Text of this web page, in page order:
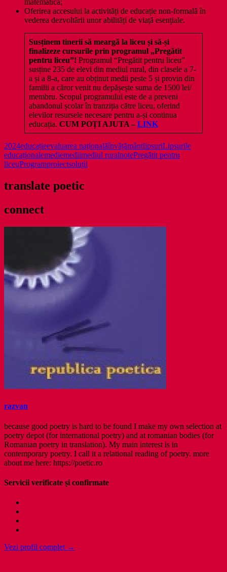
matematică;
Oferirea accesului la activități de educație non-formală în
vederea dezvoltării unor abilități de viață esențiale.
Susținem tinerii să meargă la liceu și să-și
finalizeze cursurile prin programul „Pregătit
pentru liceu”! Programul “Pregătit pentru liceu”
susține 235 de elevi din mediul rural, din clasele a 7-
a și a 8-a, care au obținut medii peste 5 și provin din
familii a căror venit nu depășește suma de 1500 lei/
membru. Scopul programului este de a preveni
abandonul școlar în tranziția către liceu, oferind
elevilor resursele necesare pentru a-și continua
educația. CUM POȚI AJUTA – LINK
2024educațieevaluarea naționalăînvățământlipsuriLipsurile
educaționalemediemediimediul ruralnotePregătit pentru
liceuProgramproiectsoluții
translate poetic
connect
razvan
because good poetry is hard to be found I make my own selection at
poetry depot (for international poetry) and at romanian bodies (for
Romanian poetry in translation). My main interest is in
contemporary poetry. I call it a relational reading of poetry. more
about me here: https://poetic.ro
Servicii verificate și confirmate
Vezi profil complet →